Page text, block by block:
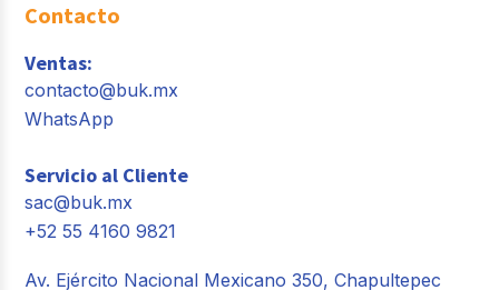
Contacto
Ventas:
contacto@buk.mx
WhatsApp
Servicio al Cliente
sac@buk.mx
+52 55 4160 9821
Av. Ejército Nacional Mexicano 350, Chapultepec